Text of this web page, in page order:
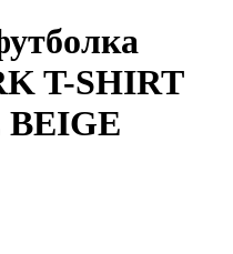
T-SHIRT
BEIGE